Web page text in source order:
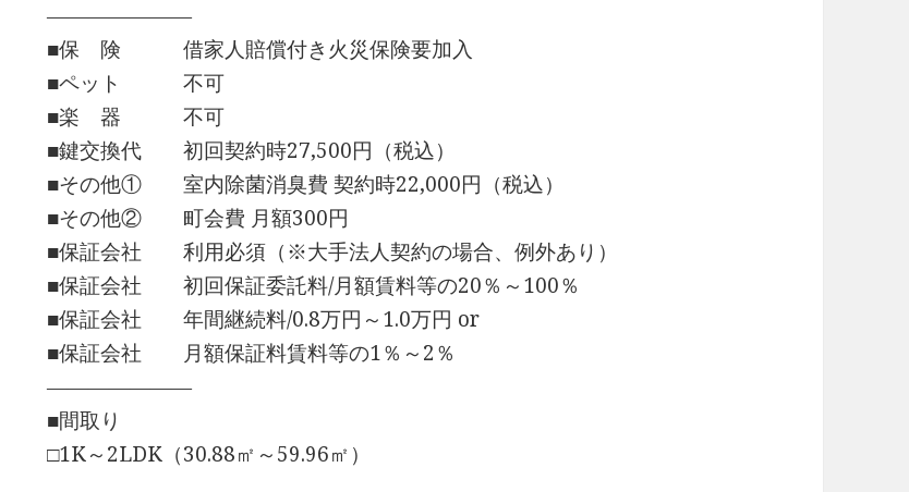
―――――――
■保 険 借家人賠償付き火災保険要加入
■ペット 不可
■楽 器 不可
■鍵交換代 初回契約時27,500円（税込）
■その他① 室内除菌消臭費 契約時22,000円（税込）
■その他② 町会費 月額300円
■保証会社 利用必須（※大手法人契約の場合、例外あり）
■保証会社 初回保証委託料/月額賃料等の20％～100％
■保証会社 年間継続料/0.8万円～1.0万円 or
■保証会社 月額保証料賃料等の1％～2％
―――――――
■間取り
□1K～2LDK（30.88㎡～59.96㎡）